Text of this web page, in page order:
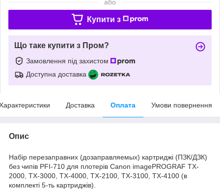
або
Купити з
Що таке купити з Пром?
Замовлення під захистом
Доступна доставка
Доставка Оплата Умови повернення
Опис
Набір перезаправних (дозаправляемых) картриджі (ПЗК/ДЗК)
без чипів PFI-710 для плотерів Canon imagePROGRAF TX-
2000, TX-3000, TX-4000, TX-2100, TX-3100, TX-4100 (в
комплекті 5-ть картриджів).